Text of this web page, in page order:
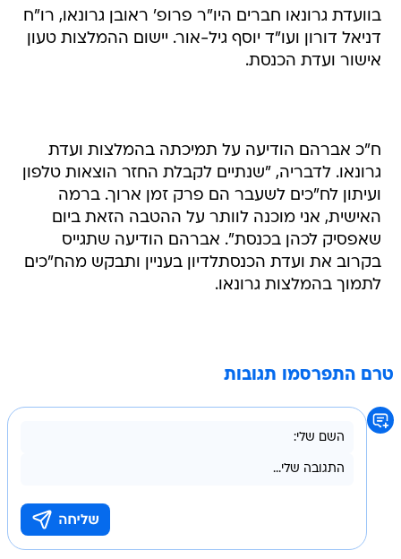
בוועדת גרונאו חברים היו"ר פרופ' ראובן גרונאו, רו"ח
דניאל דורון ועו"ד יוסף גיל-אור. יישום ההמלצות טעון
אישור ועדת הכנסת.
ח"כ אברהם הודיעה על תמיכתה בהמלצות ועדת
גרונאו. לדבריה, "שנתיים לקבלת החזר הוצאות טלפון
ועיתון לח"כים לשעבר הם פרק זמן ארוך. ברמה
האישית, אני מוכנה לוותר על ההטבה הזאת ביום
שאפסיק לכהן בכנסת". אברהם הודיעה שתגייס
בקרוב את ועדת הכנסתלדיון בעניין ותבקש מהח"כים
לתמוך בהמלצות גרונאו.
טרם התפרסמו תגובות